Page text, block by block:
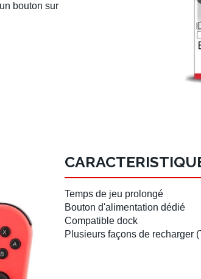
bouton sur
Temps de jeu prolongé
Bouton d'alimentation dédié
Compatible dock
Plusieurs façons de recharger